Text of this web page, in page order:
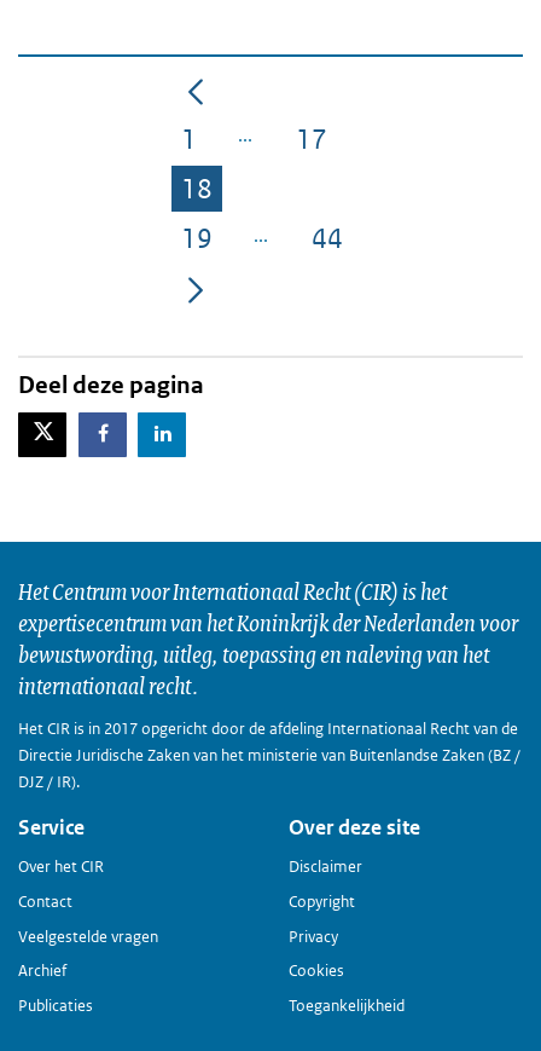
Pagina
1 Pagina
17
Pagina
18
Pagina
19 Pagina
44
Deel deze pagina
X-TwitterFacebookLinkedIn
Het Centrum voor Internationaal Recht (CIR) is het
expertisecentrum van het Koninkrijk der Nederlanden voor
bewustwording, uitleg, toepassing en naleving van het
internationaal recht.
Het CIR is in 2017 opgericht door de afdeling Internationaal Recht van de
Directie Juridische Zaken van het ministerie van Buitenlandse Zaken (BZ /
DJZ / IR).
Service
Over het CIR
Contact
Veelgestelde vragen
Archief
Publicaties
Over deze site
Disclaimer
Copyright
Privacy
Cookies
Toegankelijkheid